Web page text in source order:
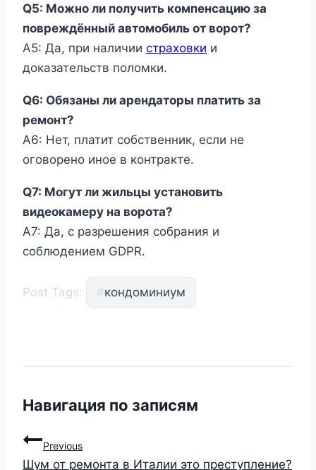
Q5: Можно ли получить компенсацию за
повреждённый автомобиль от ворот?
A5: Да, при наличии страховки и
доказательств поломки.
Q6: Обязаны ли арендаторы платить за
ремонт?
A6: Нет, платит собственник, если не
оговорено иное в контракте.
Q7: Могут ли жильцы установить
видеокамеру на ворота?
A7: Да, с разрешения собрания и
соблюдением GDPR.
Post Tags: #кондоминиум
Навигация по записям
Previous
Шум от ремонта в Италии это преступление?